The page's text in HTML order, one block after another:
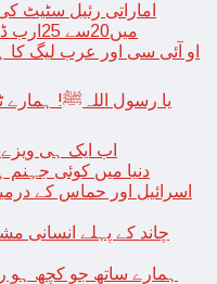
اماراتی رئیل سٹیٹ
میں20سے 25ارب ڈالرز کی سرمایہ کاری کا اعلان
او آئی سی اور عرب لیگ
اب ایک ہی ویزےپر6خلیجی ممالک کاسفر
دنیا میں کوئی جہنم
اسرائیل اور حماس کے
ہمارے ساتھ جو کچھ ہو